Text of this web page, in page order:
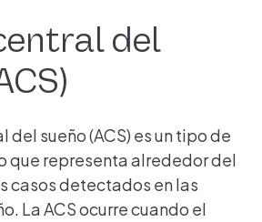
del
del sueño (ACS) es un tipo de
que representa alrededor del
casos detectados en las
La ACS ocurre cuando el